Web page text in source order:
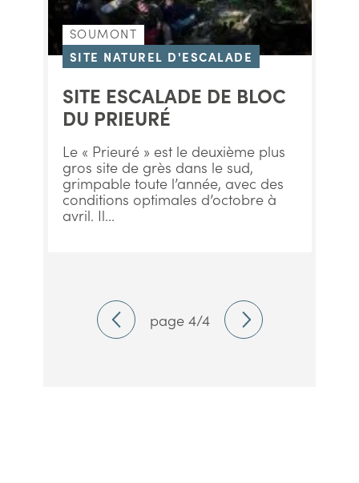
SOUMONT
SITE NATUREL D'ESCALADE
SITE ESCALADE DE BLOC
DU PRIEURÉ
Le « Prieuré » est le deuxième plus
gros site de grès dans le sud,
grimpable toute l’année, avec des
conditions optimales d’octobre à
avril. Il...
page 4/4